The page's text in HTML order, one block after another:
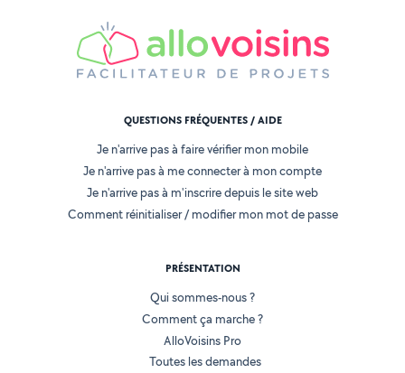
QUESTIONS FRÉQUENTES / AIDE
Je n'arrive pas à faire vérifier mon mobile
Je n'arrive pas à me connecter à mon compte
Je n'arrive pas à m'inscrire depuis le site web
Comment réinitialiser / modifier mon mot de passe
PRÉSENTATION
Qui sommes-nous ?
Comment ça marche ?
AlloVoisins Pro
Toutes les demandes